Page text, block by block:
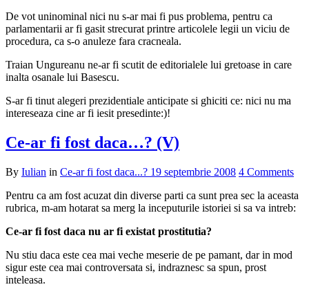
De vot uninominal nici nu s-ar mai fi pus problema, pentru ca
parlamentarii ar fi gasit strecurat printre articolele legii un viciu de
procedura, ca s-o anuleze fara cracneala.
Traian Ungureanu ne-ar fi scutit de editorialele lui gretoase in care
inalta osanale lui Basescu.
S-ar fi tinut alegeri prezidentiale anticipate si ghiciti ce: nici nu ma
intereseaza cine ar fi iesit presedinte:)!
Ce-ar fi fost daca…? (V)
By Iulian in Ce-ar fi fost daca...? 19 septembrie 2008 4 Comments
Pentru ca am fost acuzat din diverse parti ca sunt prea sec la aceasta
rubrica, m-am hotarat sa merg la inceputurile istoriei si sa va intreb:
Ce-ar fi fost daca nu ar fi existat prostitutia?
Nu stiu daca este cea mai veche meserie de pe pamant, dar in mod
sigur este cea mai controversata si, indraznesc sa spun, prost
inteleasa.